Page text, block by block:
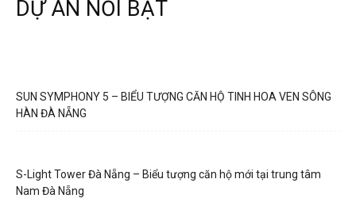
DỰ ÁN NỔI BẬT
SUN SYMPHONY 5 – BIỂU TƯỢNG CĂN HỘ TINH HOA VEN SÔNG
HÀN ĐÀ NẴNG
S-Light Tower Đà Nẵng – Biểu tượng căn hộ mới tại trung tâm
Nam Đà Nẵng